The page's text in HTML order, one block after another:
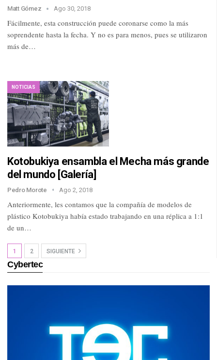
Matt Gómez Ago 30, 2018
Fácilmente, esta construcción puede coronarse como la más
soprendente hasta la fecha. Y no es para menos, pues se utilizaron
más de…
NOTICIAS
Kotobukiya ensambla el Mecha más grande
del mundo [Galería]
Pedro Morote Ago 2, 2018
Anteriormente, les contamos que la compañía de modelos de
plástico Kotobukiya había estado trabajando en una réplica a 1:1
de un…
1 2 SIGUIENTE
Cybertec